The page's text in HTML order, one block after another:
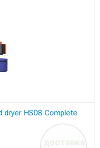
dryer HS08 Complete
доставка